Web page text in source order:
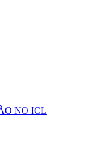
NO ICL